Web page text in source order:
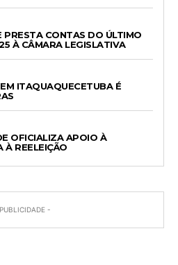
PRESTA CONTAS DO ÚLTIMO
À CÂMARA LEGISLATIVA
ITAQUAQUECETUBA É
OFICIALIZA APOIO À
À REELEIÇÃO
-